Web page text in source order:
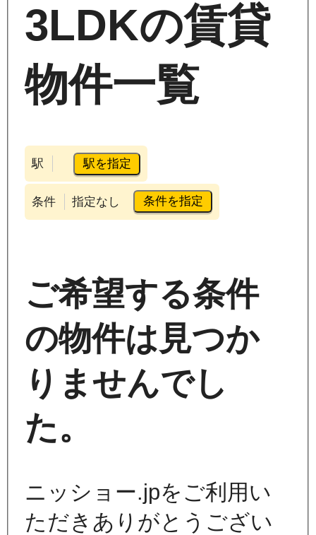
3LDKの賃貸
物件一覧
駅 駅を指定
条件 指定なし 条件を指定
ご希望する条件
の物件は見つか
りませんでし
た。
ニッショー.jpをご利用い
ただきありがとうござい